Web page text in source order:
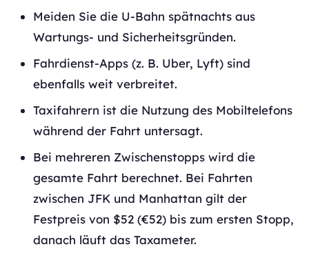
Meiden Sie die U-Bahn spätnachts aus
Wartungs- und Sicherheitsgründen.
Fahrdienst-Apps (z. B. Uber, Lyft) sind
ebenfalls weit verbreitet.
Taxifahrern ist die Nutzung des Mobiltelefons
während der Fahrt untersagt.
Bei mehreren Zwischenstopps wird die
gesamte Fahrt berechnet. Bei Fahrten
zwischen JFK und Manhattan gilt der
Festpreis von $52 (€52) bis zum ersten Stopp,
danach läuft das Taxameter.